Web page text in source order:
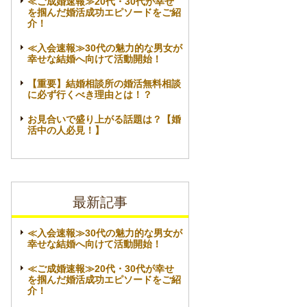
を掴んだ婚活成功エピソードをご紹
介！
≪入会速報≫30代の魅力的な男女が
幸せな結婚へ向けて活動開始！
【重要】結婚相談所の婚活無料相談
に必ず行くべき理由とは！？
お見合いで盛り上がる話題は？【婚
活中の人必見！】
最新記事
≪入会速報≫30代の魅力的な男女が
幸せな結婚へ向けて活動開始！
≪ご成婚速報≫20代・30代が幸せ
を掴んだ婚活成功エピソードをご紹
介！